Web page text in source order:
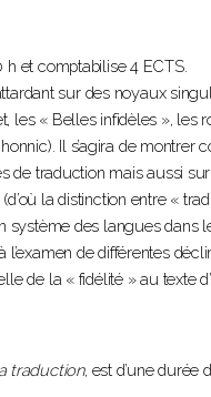
h et comptabilise 4 ECTS.
sur des noyaux
les « Belles infidèles », les
Il s’agira de montrer
de traduction mais aussi
la distinction entre «
système des langues dans
de différentes
de la « fidélité » au texte
traduction, est d’une durée